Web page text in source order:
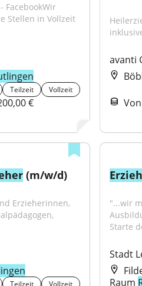
FacebookWir
Stellen in Vollzeit
Teilzeit Vollzeit
€
avanti
(m/w/d)
Erzieherinnen,
Teilzeit Vollzeit
"...wir
Starte
Stadt
Raum